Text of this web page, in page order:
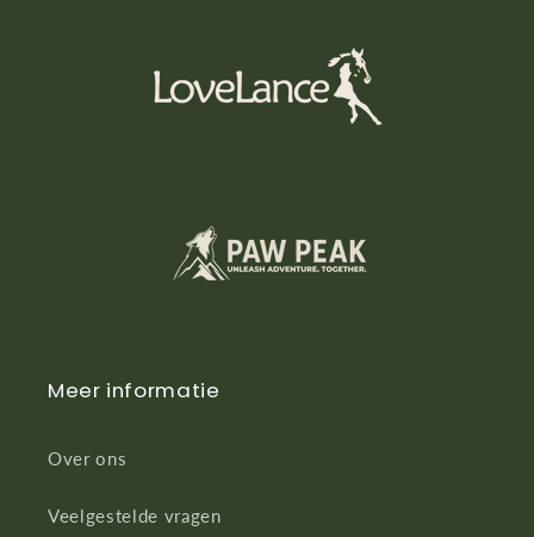
Meer informatie
Over ons
Veelgestelde vragen